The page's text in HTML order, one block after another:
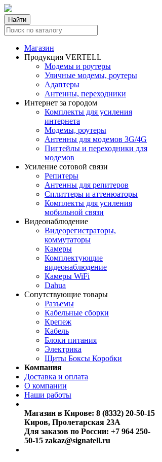
Найти
Магазин
Продукция VERTELL
Модемы и роутеры
Уличные модемы, роутеры
Адаптеры
Антенны, переходники
Интернет за городом
Комплекты для усиления
интернета
Модемы, роутеры
Антенны для модемов 3G/4G
Пигтейлы и переходники для
модемов
Усиление сотовой связи
Репитеры
Антенны для репитеров
Сплиттеры и аттенюаторы
Комплекты для усиления
мобильной связи
Видеонаблюдение
Видеорегистраторы,
коммутаторы
Камеры
Комплектующие
видеонаблюдение
Камеры WiFi
Dahua
Сопутствующие товары
Разъемы
Кабельные сборки
Крепеж
Кабель
Блоки питания
Электрика
Щиты Боксы Коробки
Компания
Доставка и оплата
О компании
Наши работы
Магазин в Кирове: 8 (8332) 20-50-15
Киров, Пролетарская 23А
Для заказов по России: +7 964 250-
50-15 zakaz@signatell.ru